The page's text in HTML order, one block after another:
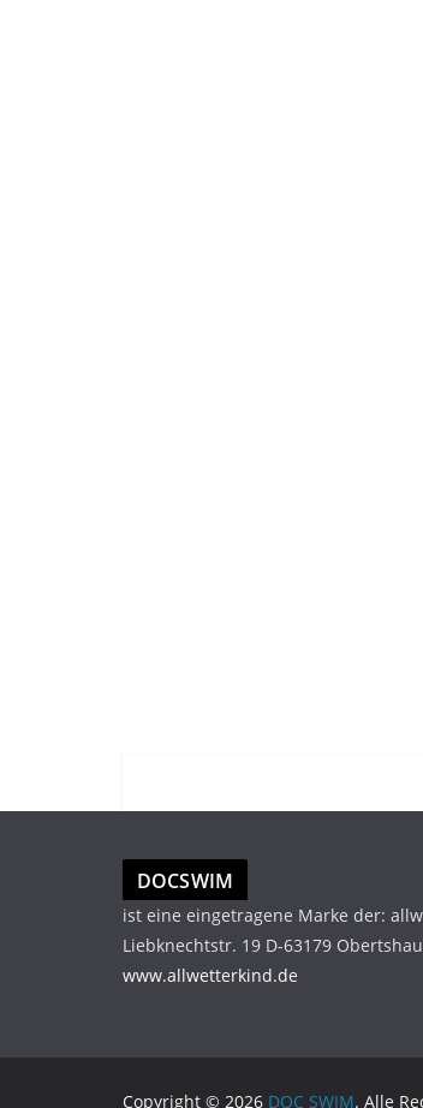
DOCSWIM
ist eine eingetragene Marke der:
Liebknechtstr. 19 D-63179
www.allwetterkind.de
Copyright © 2026 DOC SWIM. Alle